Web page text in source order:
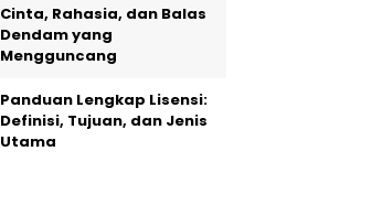
Cinta, Rahasia, dan Balas
Dendam yang
Mengguncang
Panduan Lengkap Lisensi:
Definisi, Tujuan, dan Jenis
Utama